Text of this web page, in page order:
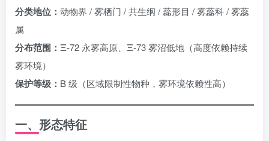
分类地位： 动物界 / 雾栖门 / 共生纲 / 蕊形目 / 雾蕊科 / 雾蕊
属
分布范围： Ξ-72 永雾高原、Ξ-73 雾沼低地（高度依赖持续
雾环境）
保护等级： B 级（区域限制性物种，雾环境依赖性高）
一、形态特征